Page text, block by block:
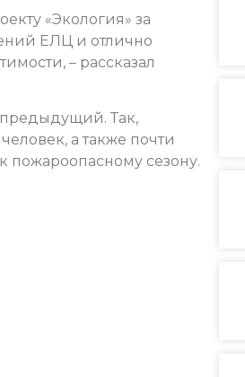
«Экология» за
ЕЛЦ и отлично
– рассказал
предыдущий. Так,
а также почти
пожароопасному сезону.